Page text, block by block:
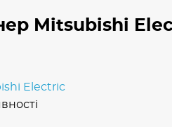
Mitsubishi
Electric